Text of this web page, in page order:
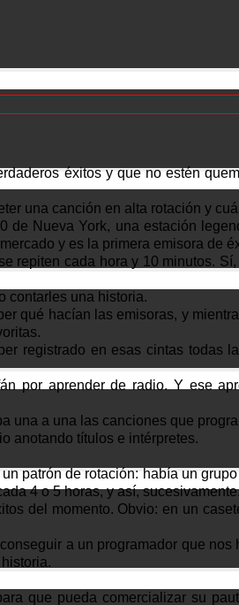
éxitos y que no estén
una canción en alta rotación y
Nueva York, una estación
y es la primera emisora de
repiten cada hora y 10 minutos.
contarles una historia.
qué hacían las emisoras, y
registrado en esas cintas todas
por aprender de radio. Y ese
una a una las canciones que
anotando títulos e intérpretes.
patrón de rotación: había un
4 o 5 horas, y así,
del momento. Obvio: en un
a un programador que
que pueda comercializar su